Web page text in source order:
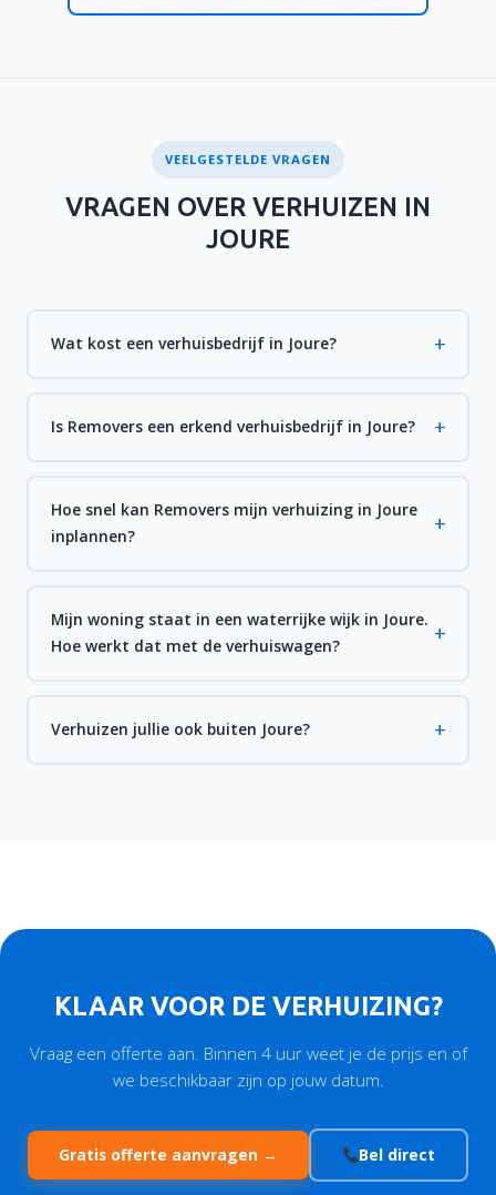
VEELGESTELDE VRAGEN
VRAGEN OVER VERHUIZEN IN
JOURE
Wat kost een verhuisbedrijf in Joure?
Is Removers een erkend verhuisbedrijf in Joure?
Hoe snel kan Removers mijn verhuizing in Joure
inplannen?
Mijn woning staat in een waterrijke wijk in Joure.
Hoe werkt dat met de verhuiswagen?
Verhuizen jullie ook buiten Joure?
KLAAR VOOR DE VERHUIZING?
Vraag een offerte aan. Binnen 4 uur weet je de prijs en of
we beschikbaar zijn op jouw datum.
Gratis offerte aanvragen → Bel direct